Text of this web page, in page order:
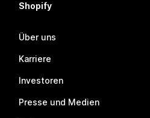
Shopify
Über uns
Karriere
Investoren
Presse und Medien